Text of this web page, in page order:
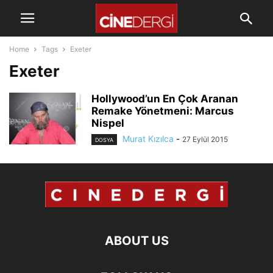
Home Tags Exeter
Exeter
Hollywood’un En Çok Aranan
Remake Yönetmeni: Marcus
Nispel
DOSYA Murat Kızılca - 27 Eylül 2015
ABOUT US